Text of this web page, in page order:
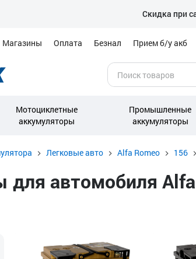
Скидка при
Магазины Оплата Безнал Прием б/у акб
Мотоциклетные
аккумуляторы
Промышленные
аккумуляторы
Легковые авто Alfa Romeo 156
автомобиля